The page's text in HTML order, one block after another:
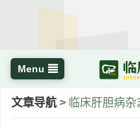
Menu
文章导航 > 临床肝胆病杂